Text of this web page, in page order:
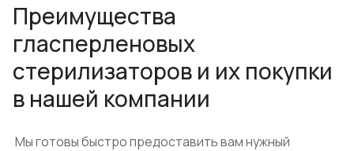
Преимущества
гласперленовых
стерилизаторов и их покупки
в нашей компании
Мы готовы быстро предоставить вам нужный